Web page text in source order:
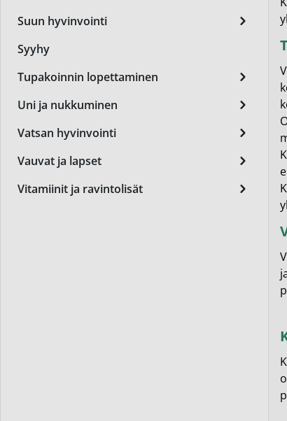
Suun hyvinvointi
Syyhy
Tupakoinnin lopettaminen
Uni ja nukkuminen
Vatsan hyvinvointi
Vauvat ja lapset
Vitamiinit ja ravintolisät